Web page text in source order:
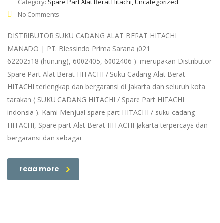
Category: Spare Part Alat Berat Hitachi, Uncategorized
No Comments
DISTRIBUTOR SUKU CADANG ALAT BERAT HITACHI
MANADO | PT. Blessindo Prima Sarana (021
62202518 (hunting), 6002405, 6002406 ) merupakan Distributor
Spare Part Alat Berat HITACHI / Suku Cadang Alat Berat
HITACHI terlengkap dan bergaransi di Jakarta dan seluruh kota
tarakan ( SUKU CADANG HITACHI / Spare Part HITACHI
indonsia ). Kami Menjual spare part HITACHI / suku cadang
HITACHI, Spare part Alat Berat HITACHI Jakarta terpercaya dan
bergaransi dan sebagai
read more